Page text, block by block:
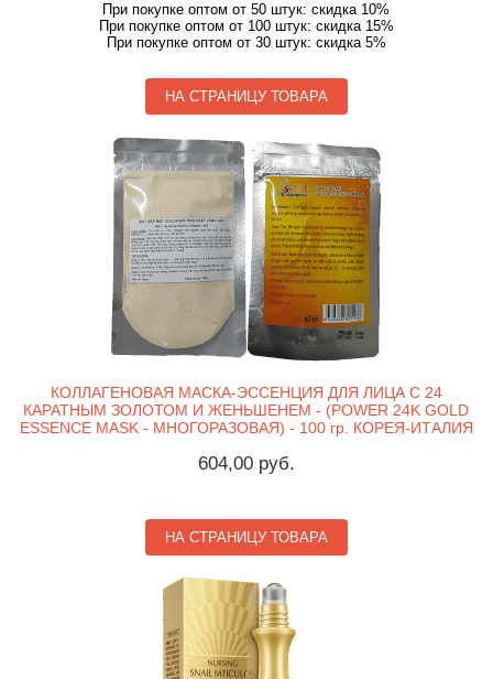
При покупке оптом от 50 штук: скидка 10%
При покупке оптом от 100 штук: скидка 15%
При покупке оптом от 30 штук: скидка 5%
НА СТРАНИЦУ ТОВАРА
КОЛЛАГЕНОВАЯ МАСКА-ЭССЕНЦИЯ ДЛЯ ЛИЦА С 24
КАРАТНЫМ ЗОЛОТОМ И ЖЕНЬШЕНЕМ - (POWER 24K GOLD
ESSENCE MASK - МНОГОРАЗОВАЯ) - 100 гр. КОРЕЯ-ИТАЛИЯ
604,00 руб.
НА СТРАНИЦУ ТОВАРА